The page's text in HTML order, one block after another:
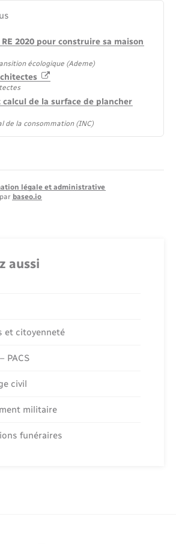
2020 pour construire sa maison
écologique (Ademe)
de la surface de plancher
de la consommation (INC)
légale et administrative
baseo.io
aussi
et citoyenneté
PACS
civil
militaire
funéraires